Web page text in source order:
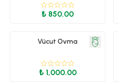
₺ 850.00
Vücut Ovma
₺ 1,000.00